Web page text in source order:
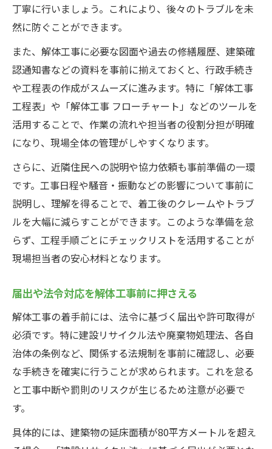
丁寧に行いましょう。これにより、後々のトラブルを未
然に防ぐことができます。
また、解体工事に必要な図面や過去の修繕履歴、建築確
認通知書などの資料を事前に揃えておくと、行政手続き
や工程表の作成がスムーズに進みます。特に「解体工事
工程表」や「解体工事 フローチャート」などのツールを
活用することで、作業の流れや担当者の役割分担が明確
になり、現場全体の管理がしやすくなります。
さらに、近隣住民への説明や協力依頼も事前準備の一環
です。工事日程や騒音・振動などの影響について事前に
説明し、理解を得ることで、着工後のクレームやトラブ
ルを大幅に減らすことができます。このような準備を怠
らず、工程手順ごとにチェックリストを活用することが
現場担当者の安心材料となります。
届出や法令対応を解体工事前に押さえる
解体工事の着手前には、法令に基づく届出や許可取得が
必須です。特に建設リサイクル法や廃棄物処理法、各自
治体の条例など、関係する法規制を事前に確認し、必要
な手続きを確実に行うことが求められます。これを怠る
と工事中断や罰則のリスクが生じるため注意が必要で
す。
具体的には、建築物の延床面積が80平方メートルを超え